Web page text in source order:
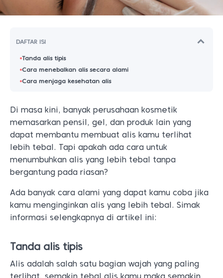
DAFTAR ISI
Tanda alis tipis
Cara menebalkan alis secara alami
Cara menjaga kesehatan alis
Di masa kini, banyak perusahaan kosmetik
memasarkan pensil, gel, dan produk lain yang
dapat membantu membuat alis kamu terlihat
lebih tebal. Tapi apakah ada cara untuk
menumbuhkan alis yang lebih tebal tanpa
bergantung pada riasan?
Ada banyak cara alami yang dapat kamu coba jika
kamu menginginkan alis yang lebih tebal. Simak
informasi selengkapnya di artikel ini:
Tanda alis tipis
Alis adalah salah satu bagian wajah yang paling